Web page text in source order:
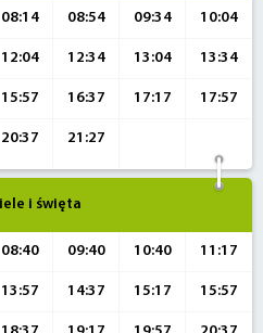
08:14 08:54 09:34 10:04
12:04 12:34 13:04 13:34
15:57 16:37 17:17 17:57
20:37 21:27
i święta
08:40 09:40 10:40 11:17
13:57 14:37 15:17 15:57